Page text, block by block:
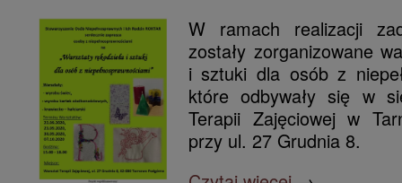
W ramach realizacji
zostały zorganizowane
i sztuki dla osób z
które odbywały się w
Terapii Zajęciowej w
przy ul. 27 Grudnia 8.